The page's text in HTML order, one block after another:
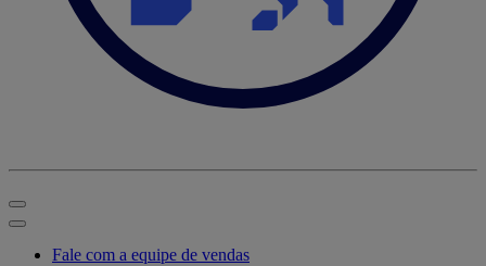
Fale com a equipe de vendas